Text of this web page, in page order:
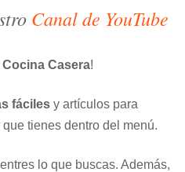
Canal de YouTube
Cocina Casera!
fáciles y artículos para
tienes dentro del menú.
lo que buscas. Además,